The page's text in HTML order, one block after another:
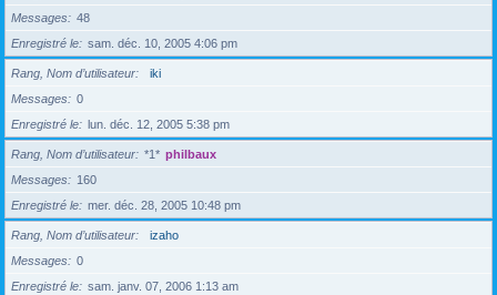
Messages
48
Enregistré le
sam. déc. 10, 2005 4:06 pm
Rang, Nom d’utilisateur
iki
Messages
0
Enregistré le
lun. déc. 12, 2005 5:38 pm
Rang, Nom d’utilisateur *1* philbaux
Messages
160
Enregistré le
mer. déc. 28, 2005 10:48 pm
Rang, Nom d’utilisateur
izaho
Messages
0
Enregistré le
sam. janv. 07, 2006 1:13 am